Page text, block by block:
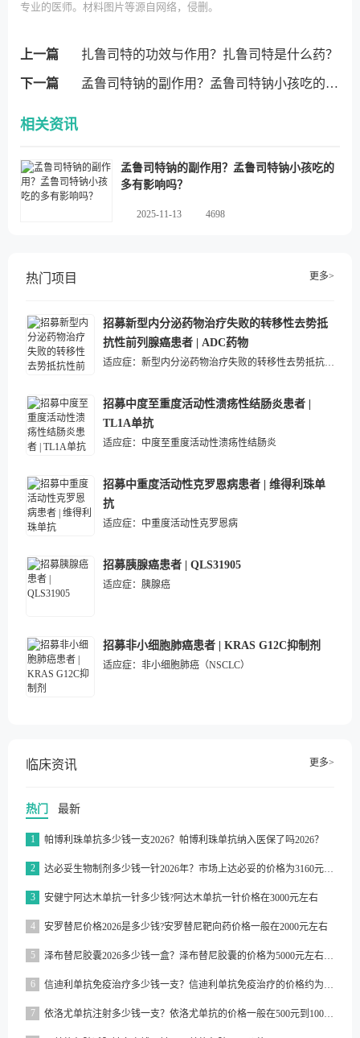
专业的医师。材料图片等源自网络，侵删。
上一篇 扎鲁司特的功效与作用？扎鲁司特是什么药？
下一篇 孟鲁司特钠的副作用？孟鲁司特钠小孩吃的多有影响吗？
相关资讯
孟鲁司特钠的副作用？孟鲁司特钠小孩吃的
多有影响吗？
2025-11-13 4698
热门项目 更多>
招募新型内分泌药物治疗失败的转移性去势抵
抗性前列腺癌患者 | ADC药物
适应症： 新型内分泌药物治疗失败的转移性去势抵抗性前列腺癌
招募中度至重度活动性溃疡性结肠炎患者 |
TL1A单抗
适应症： 中度至重度活动性溃疡性结肠炎
招募中重度活动性克罗恩病患者 | 维得利珠单
抗
适应症： 中重度活动性克罗恩病
招募胰腺癌患者 | QLS31905
适应症： 胰腺癌
招募非小细胞肺癌患者 | KRAS G12C抑制剂
适应症： 非小细胞肺癌（NSCLC）
临床资讯 更多>
热门 最新
1 帕博利珠单抗多少钱一支2026？帕博利珠单抗纳入医保了吗2026？
2 达必妥生物制剂多少钱一针2026年？市场上达必妥的价格为3160元/支左右
3 安健宁阿达木单抗一针多少钱?阿达木单抗一针价格在3000元左右
4 安罗替尼价格2026是多少钱?安罗替尼靶向药价格一般在2000元左右
5 泽布替尼胶囊2026多少钱一盒？泽布替尼胶囊的价格为5000元左右一盒
6 信迪利单抗免疫治疗多少钱一支？信迪利单抗免疫治疗的价格约为2843元一支
7 依洛尤单抗注射多少钱一支？依洛尤单抗的价格一般在500元到1000元之间一支